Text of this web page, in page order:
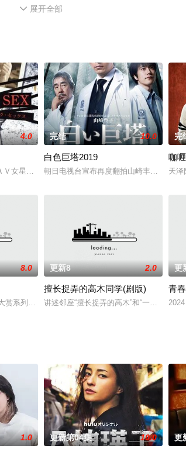
或剧情网等平台了解。
 展开全部
是，而是他为了执
4.0
Ｖ女星饭岛爱的亲身经历改编．故事讲述了一个女生
完结 10.0
白色巨塔2019
朝日电视台宣布再度翻拍山崎丰子名作<
完
咖喱
天泽
产继承专业侦探灰江七生
8.0
赏系列部门的超人气作品《治疗游戏》。故事围绕具
更新8 2.0
擅长捉弄的高木同学(剧版)
讲述邻座“擅长捉弄的高木”和“一直被捉
更
青
1.0 更新第04集 10.0 更